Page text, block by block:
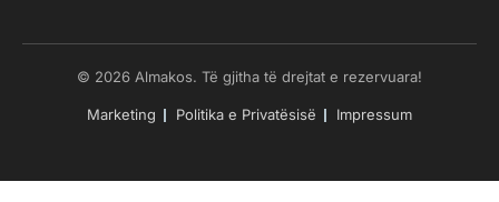
© 2026 Almakos. Të gjitha të drejtat e rezervuara!
Marketing Politika e Privatësisë Impressum